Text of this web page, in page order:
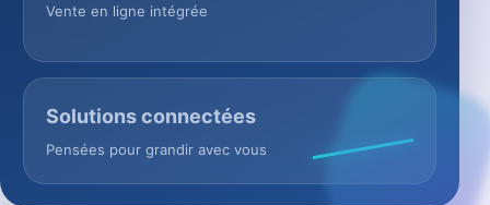
Vente en ligne intégrée
Solutions connectées
Pensées pour grandir avec vous